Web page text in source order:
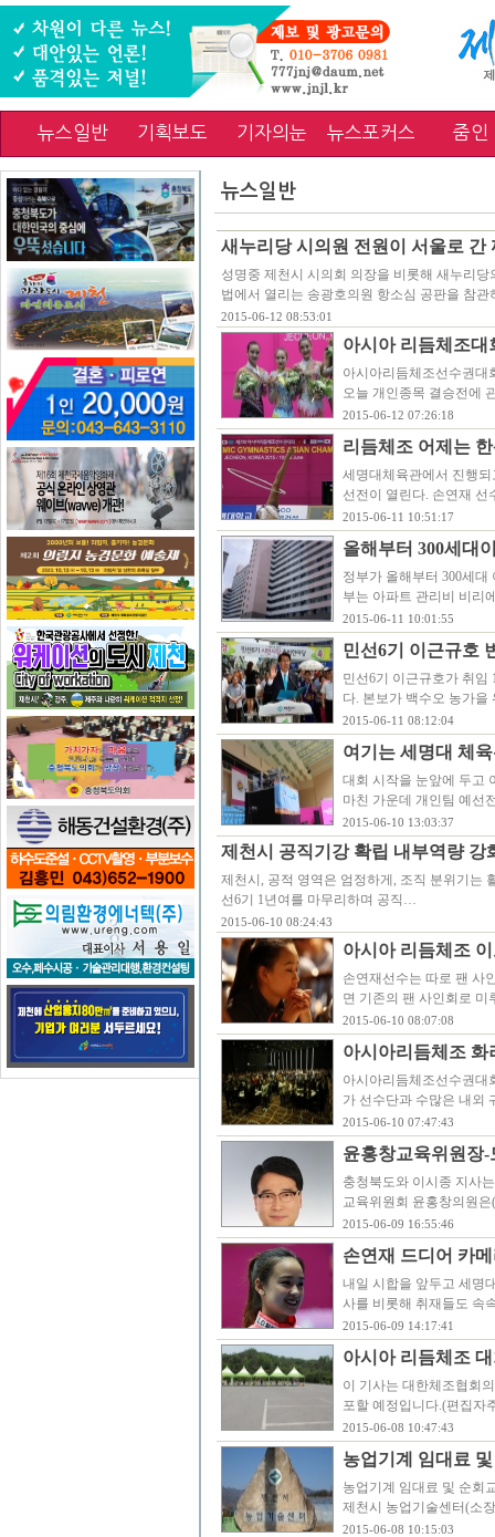
뉴스일반 기획보도 기자의눈 뉴스포커스 줌인
뉴스일반
새누리당 시의원 전원이 서울로 간
성명중 제천시 시의회 의장을 비롯해 새누리
법에서 열리는 송광호의원 항소심 공판을 참
2015-06-12 08:53:01
아시아 리듬체조대
아시아리듬체조선수권대
오늘 개인종목 결승전에
2015-06-12 07:26:18
리듬체조 어제는
세명대체육관에서 진행
선전이 열린다. 손연재
2015-06-11 10:51:17
올해부터 300세대
정부가 올해부터 300세
부는 아파트 관리비 비리
2015-06-11 10:01:55
민선6기 이근규호
민선6기 이근규호가 취임
다. 본보가 백수오 농가
2015-06-11 08:12:04
여기는 세명대 체
대회 시작을 눈앞에 두고
마친 가운데 개인팀 예선
2015-06-10 13:03:37
제천시 공직기강 확립 내부역량 강
제천시, 공적 영역은 엄정하게, 조직 분위기는
선6기 1년여를 마무리하며 공직…
2015-06-10 08:24:43
아시아 리듬체조
손연재선수는 따로 팬 사
면 기존의 팬 사인회로
2015-06-10 08:07:08
아시아리듬체조 화
아시아리듬체조선수권대
가 선수단과 수많은 내외
2015-06-10 07:47:43
윤홍창교육위원장
충청북도와 이시종 지사
교육위원회 윤홍창의원
2015-06-09 16:55:46
손연재 드디어 카
내일 시합을 앞두고 세명
사를 비롯해 취재들도 속
2015-06-09 14:17:41
아시아 리듬체조
이 기사는 대한체조협회
포할 예정입니다.(편집자
2015-06-08 10:47:43
농업기계 임대료
농업기계 임대료 및 순회
제천시 농업기술센터(소
2015-06-08 10:15:03